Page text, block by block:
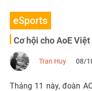
eSports
Cơ hội cho AoE
Tran Huy 08/
Tháng 11 này, đoàn